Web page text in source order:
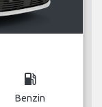
local_gas_station
Benzin